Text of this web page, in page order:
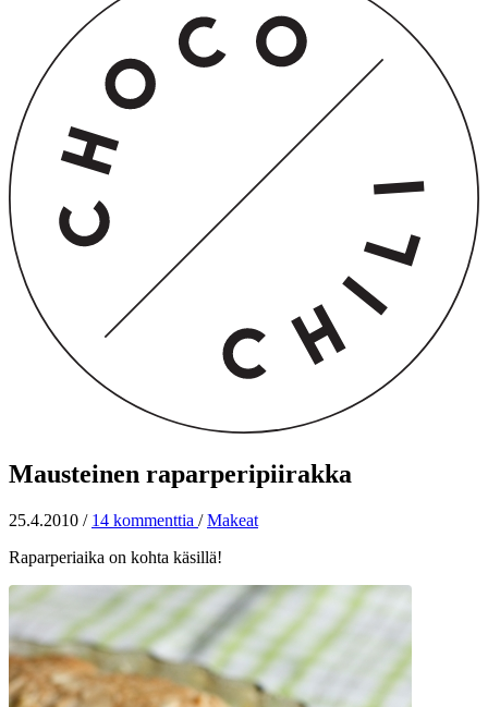
Mausteinen raparperipiirakka
25.4.2010 / 14 kommenttia / Makeat
Raparperiaika on kohta käsillä!